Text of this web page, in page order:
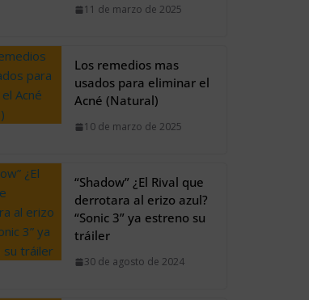
11 de marzo de 2025
Los remedios mas
usados para eliminar el
Acné (Natural)
10 de marzo de 2025
“Shadow” ¿El Rival que
derrotara al erizo azul?
“Sonic 3” ya estreno su
tráiler
30 de agosto de 2024